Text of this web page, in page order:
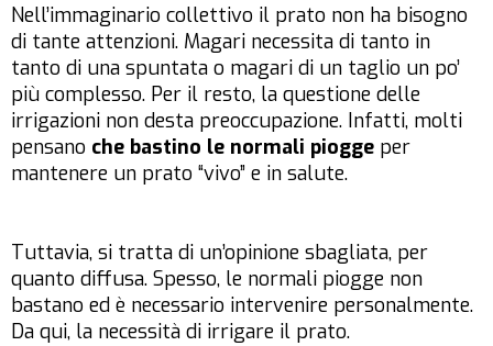
Nell’immaginario collettivo il prato non ha bisogno
di tante attenzioni. Magari necessita di tanto in
tanto di una spuntata o magari di un taglio un po’
più complesso. Per il resto, la questione delle
irrigazioni non desta preoccupazione. Infatti, molti
pensano che bastino le normali piogge per
mantenere un prato “vivo” e in salute.
Tuttavia, si tratta di un’opinione sbagliata, per
quanto diffusa. Spesso, le normali piogge non
bastano ed è necessario intervenire personalmente.
Da qui, la necessità di irrigare il prato.